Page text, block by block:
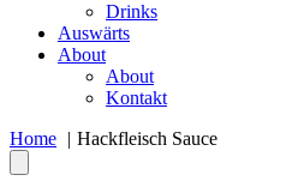
Drinks
Auswärts
About
About
Kontakt
Home
Hackfleisch Sauce